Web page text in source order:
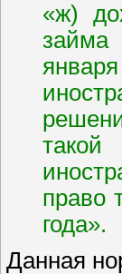
«ж)
займа
такой
право
года».
Данная